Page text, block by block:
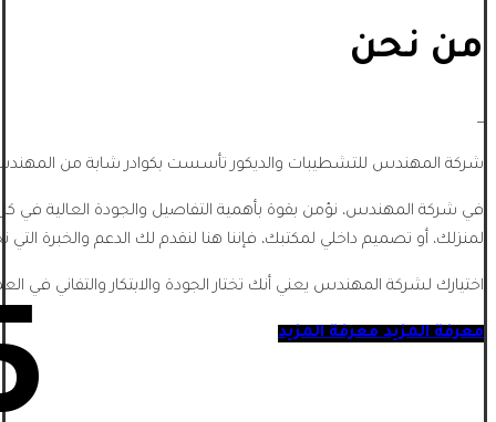
من نحن
_
شركة المهندس للتشطيبات والديكور تأسست بكوادر شابة من
في شركة المهندس، نؤمن بقوة بأهمية التفاصيل والجودة العالية
لمنزلك، أو تصميم داخلي لمكتبك، فإننا هنا لنقدم لك الدعم والخبرة التي
اختيارك لشركة المهندس يعني أنك تختار الجودة والابتكار والتفاني في
معرفة المزيدمعرفة المزيد